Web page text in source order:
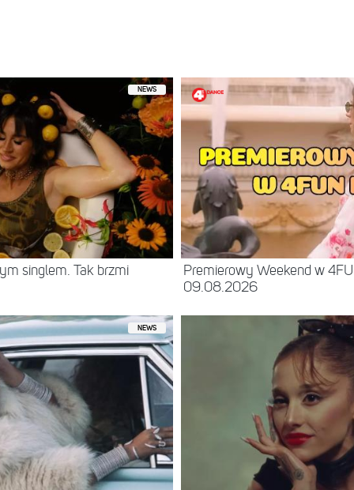
NEWS
singlem. Tak brzmi
Premierowy Weekend w
09.08.2026
NEWS